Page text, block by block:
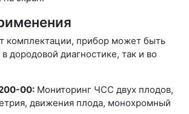
комплектации, прибор может быть
в дородовой диагностике, так и во
00: Мониторинг ЧСС двух плодов,
движения плода, монохромный